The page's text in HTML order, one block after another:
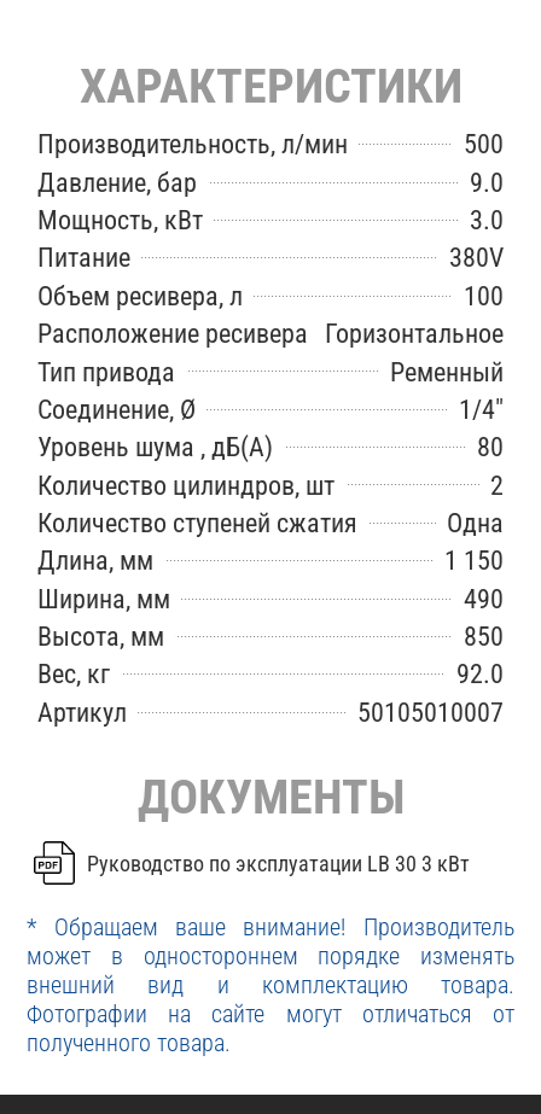
ХАРАКТЕРИСТИКИ
Производительность, л/мин
500
Давление, бар
9.0
Мощность, кВт
3.0
Питание
380V
Объем ресивера, л
100
Расположение ресивера
Горизонтальное
Тип привода
Ременный
Соединение, Ø
1/4"
Уровень шума , дБ(А)
80
Количество цилиндров, шт
2
Количество ступеней сжатия
Одна
Длина, мм
1 150
Ширина, мм
490
Высота, мм
850
Вес, кг
92.0
Артикул
50105010007
ДОКУМЕНТЫ
Руководство по эксплуатации LB 30 3 кВт
* Обращаем ваше внимание! Производитель
может в одностороннем порядке изменять
внешний вид и комплектацию товара.
Фотографии на сайте могут отличаться от
полученного товара.